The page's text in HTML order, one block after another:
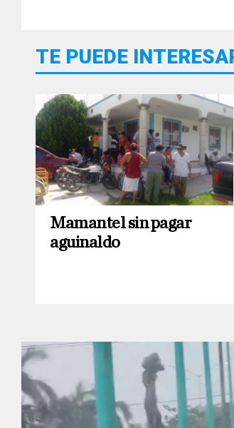
TE PUEDE
Mamantel sin pagar
aguinaldo